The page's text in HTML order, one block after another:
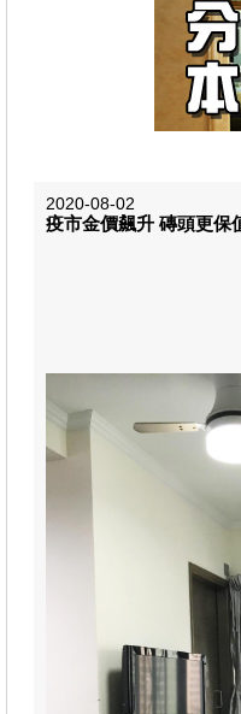
2020-08-02
疫市金價飆升 磚頭更保